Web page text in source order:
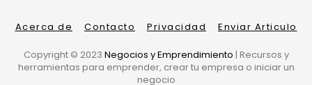
Acerca de Contacto Privacidad Enviar Articulo
Copyright © 2023 Negocios y Emprendimiento | Recursos y
herramientas para emprender, crear tu empresa o iniciar un
negocio